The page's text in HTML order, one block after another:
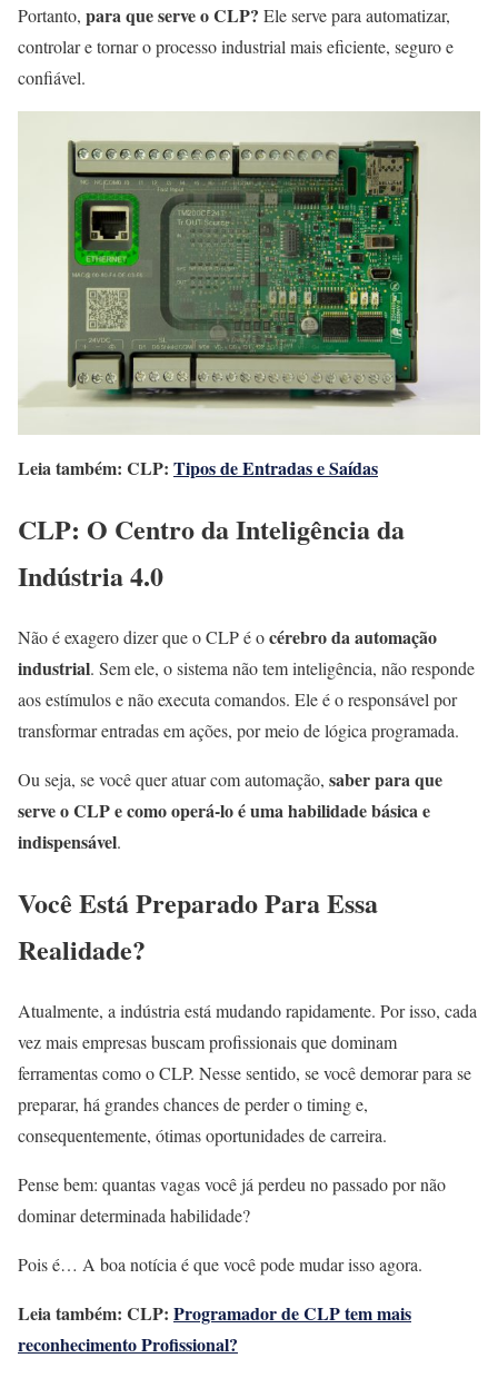
Portanto, para que serve o CLP? Ele serve para automatizar,
controlar e tornar o processo industrial mais eficiente, seguro e
confiável.
Leia também: CLP: Tipos de Entradas e Saídas
CLP: O Centro da Inteligência da
Indústria 4.0
Não é exagero dizer que o CLP é océrebro da automação
industrial. Sem ele, o sistema não tem inteligência, não responde
aos estímulos e não executa comandos. Ele é o responsável por
transformar entradas em ações, por meio de lógica programada.
Ou seja, se você quer atuar com automação, saber para que
serve o CLP e como operá-lo é uma habilidade básica e
indispensável.
Você Está Preparado Para Essa
Realidade?
Atualmente, a indústria está mudando rapidamente. Por isso, cada
vez mais empresas buscam profissionais que dominam
ferramentas como o CLP. Nesse sentido, se você demorar para se
preparar, há grandes chances de perder o timing e,
consequentemente, ótimas oportunidades de carreira.
Pense bem: quantas vagas você já perdeu no passado por não
dominar determinada habilidade?
Pois é… A boa notícia é que você pode mudar isso agora.
Leia também: CLP: Programador de CLP tem mais
reconhecimento Profissional?